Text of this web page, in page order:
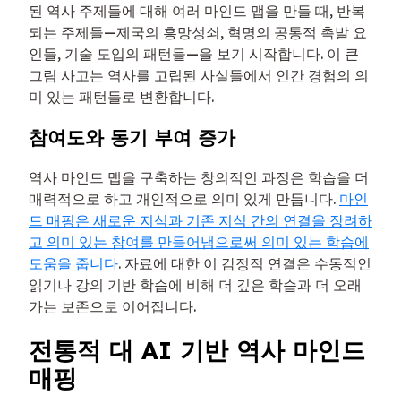
된 역사 주제들에 대해 여러 마인드 맵을 만들 때, 반복
되는 주제들—제국의 흥망성쇠, 혁명의 공통적 촉발 요
인들, 기술 도입의 패턴들—을 보기 시작합니다. 이 큰
그림 사고는 역사를 고립된 사실들에서 인간 경험의 의
미 있는 패턴들로 변환합니다.
참여도와 동기 부여 증가
역사 마인드 맵을 구축하는 창의적인 과정은 학습을 더
매력적으로 하고 개인적으로 의미 있게 만듭니다. 마인
드 매핑은 새로운 지식과 기존 지식 간의 연결을 장려하
고 의미 있는 참여를 만들어냄으로써 의미 있는 학습에
도움을 줍니다. 자료에 대한 이 감정적 연결은 수동적인
읽기나 강의 기반 학습에 비해 더 깊은 학습과 더 오래
가는 보존으로 이어집니다.
전통적 대 AI 기반 역사 마인드
매핑